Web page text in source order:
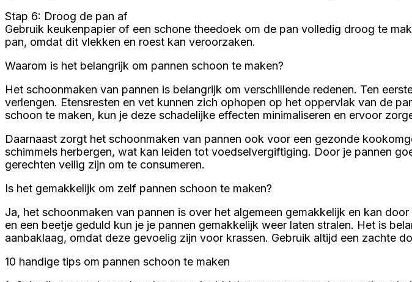
Stap 6: Droog de pan af
Gebruik keukenpapier of een schone theedoek om de pan volledig droog te
pan, omdat dit vlekken en roest kan veroorzaken.
Waarom is het belangrijk om pannen schoon te maken?
Het schoonmaken van pannen is belangrijk om verschillende redenen. Ten
verlengen. Etensresten en vet kunnen zich ophopen op het oppervlak van de
schoon te maken, kun je deze schadelijke effecten minimaliseren en ervoor
Daarnaast zorgt het schoonmaken van pannen ook voor een gezonde
schimmels herbergen, wat kan leiden tot voedselvergiftiging. Door je pannen
gerechten veilig zijn om te consumeren.
Is het gemakkelijk om zelf pannen schoon te maken?
Ja, het schoonmaken van pannen is over het algemeen gemakkelijk en kan
en een beetje geduld kun je je pannen gemakkelijk weer laten stralen. Het is
aanbaklaag, omdat deze gevoelig zijn voor krassen. Gebruik altijd een zachte
10 handige tips om pannen schoon te maken